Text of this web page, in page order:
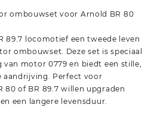
ombouwset voor Arnold BR 80
89.7 locomotief een tweede leven
ombouwset. Deze set is speciaal
motor 0779 en biedt een stille,
aandrijving. Perfect voor
80 of BR 89.7 willen upgraden
een langere levensduur.